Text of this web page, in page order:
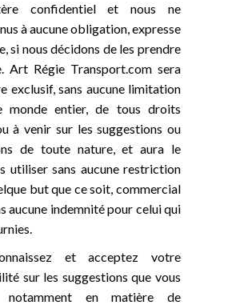
confidentiel et nous ne
à aucune obligation, expresse
si nous décidons de les prendre
Art Régie Transport.com sera
exclusif, sans aucune limitation
monde entier, de tous droits
à venir sur les suggestions ou
de toute nature, et aura le
utiliser sans aucune restriction
but que ce soit, commercial
aucune indemnité pour celui qui
et acceptez votre
sur les suggestions que vous
notamment en matière de